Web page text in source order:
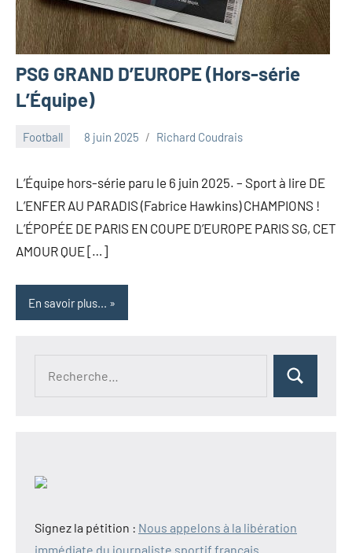
PSG GRAND D’EUROPE (Hors-série
L’Équipe)
Football 8 juin 2025 Richard Coudrais
L’Équipe hors-série paru le 6 juin 2025. – Sport à lire DE
L’ENFER AU PARADIS (Fabrice Hawkins) CHAMPIONS !
L’ÉPOPÉE DE PARIS EN COUPE D’EUROPE PARIS SG, CET
AMOUR QUE […]
En savoir plus...
Rechercher
Signez la pétition : Nous appelons à la libération
immédiate du journaliste sportif français